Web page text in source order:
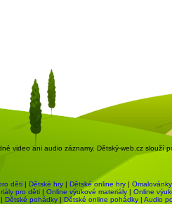
video ani audio záznamy. Dětský-web.cz slouží
děti | Dětské hry | Dětské online hry | Omalovánky
pro děti | Online výukové materiály | Online
| Dětské pohádky | Dětské online pohádky | Audio